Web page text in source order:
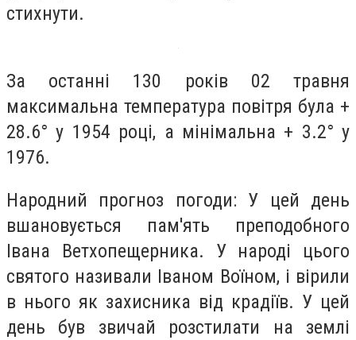
стихнути.
За останні 130 років 02 травня
максимальна температура повітря була +
28.6° у 1954 році, а мінімальна + 3.2° у
1976.
Народний прогноз погоди: У цей день
вшановується пам'ять преподобного
Івана Ветхопещерника. У народі цього
святого називали Іваном Воїном, і вірили
в нього як захисника від крадіїв. У цей
день був звичай розстилати на землі